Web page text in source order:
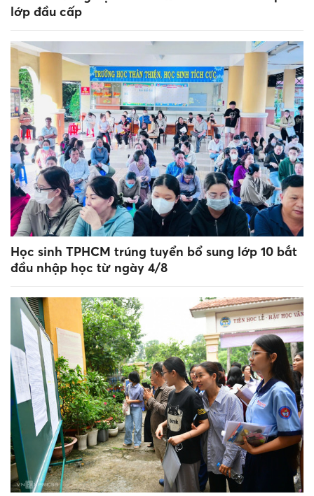
lớp đầu cấp
Học sinh TPHCM trúng tuyển bổ sung lớp 10 bắt
đầu nhập học từ ngày 4/8